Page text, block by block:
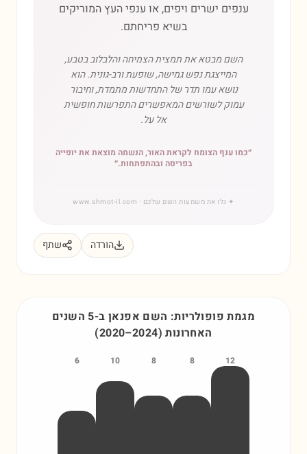
ענפים ישרים ויפים, או ענפי העץ המוריקים
בשיא פריחתם.
השם מבטא את תמצית הצמיחה והלבלוב בטבע,
המייצגת נפש גמישה, שופעת ורב-גונית. הוא
נושא עמו תדר של התחדשות מתמדת, וחיבור
עמוק לשורשים המאפשרים התפרשות חופשית
אל על.
״כמו ענף הצומח לקראת האור, הנשמה מוצאת את יופייה
בפריסה ובהתפתחות.״
✦ גלו את משמעות השם שלכם · www.shmot-il.com
הורדה שתף
מגמת פופולריות: השם אפנאן
ב-5 השנים
האחרונות
(2020–2024)
12
8
8
10
6